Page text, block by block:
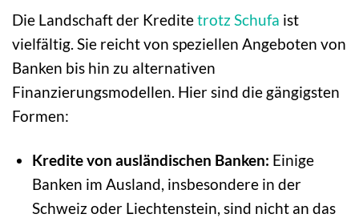
Die Landschaft der Kreditetrotz Schufa ist
vielfältig. Sie reicht von speziellen Angeboten von
Banken bis hin zu alternativen
Finanzierungsmodellen. Hier sind die gängigsten
Formen:
Kredite von ausländischen Banken: Einige
Banken im Ausland, insbesondere in der
Schweiz oder Liechtenstein, sind nicht an das